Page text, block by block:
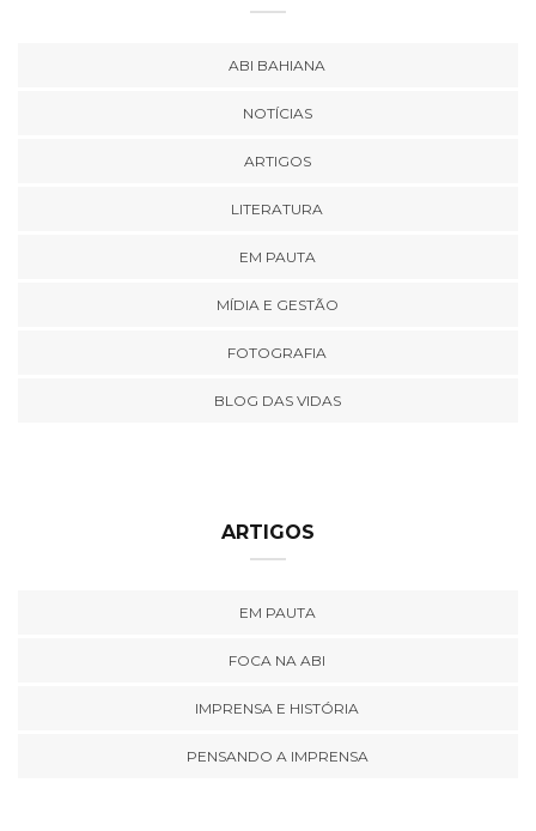
ABI BAHIANA
NOTÍCIAS
ARTIGOS
LITERATURA
EM PAUTA
MÍDIA E GESTÃO
FOTOGRAFIA
BLOG DAS VIDAS
ARTIGOS
EM PAUTA
FOCA NA ABI
IMPRENSA E HISTÓRIA
PENSANDO A IMPRENSA